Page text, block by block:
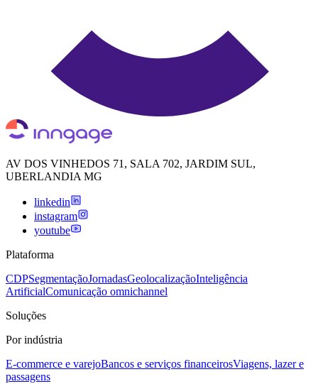
AV DOS VINHEDOS 71, SALA 702, JARDIM SUL,
UBERLANDIA MG
linkedin
instagram
youtube
Plataforma
CDPSegmentaçãoJornadasGeolocalizaçãoInteligência
ArtificialComunicação omnichannel
Soluções
Por indústria
E-commerce e varejoBancos e serviços financeirosViagens, lazer e
passagens